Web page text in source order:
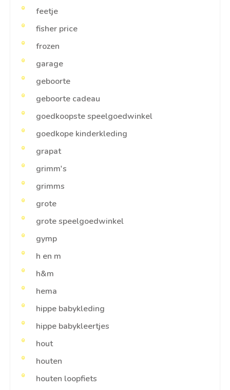
feetje
fisher price
frozen
garage
geboorte
geboorte cadeau
goedkoopste speelgoedwinkel
goedkope kinderkleding
grapat
grimm's
grimms
grote
grote speelgoedwinkel
gymp
h en m
h&m
hema
hippe babykleding
hippe babykleertjes
hout
houten
houten loopfiets